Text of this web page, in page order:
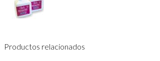
Productos relacionados